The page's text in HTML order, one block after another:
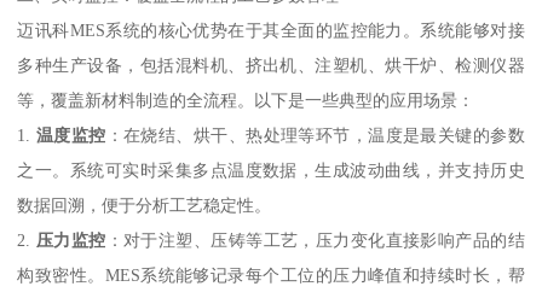
迈讯科MES系统的核心优势在于其全面的监控能力。系统能够对接
多种生产设备，包括混料机、挤出机、注塑机、烘干炉、检测仪器
等，覆盖新材料制造的全流程。以下是一些典型的应用场景：
1. 温度监控 ：在烧结、烘干、热处理等环节，温度是最关键的参数
之一。系统可实时采集多点温度数据，生成波动曲线，并支持历史
数据回溯，便于分析工艺稳定性。
2. 压力监控 ：对于注塑、压铸等工艺，压力变化直接影响产品的结
构致密性。MES系统能够记录每个工位的压力峰值和持续时长，帮